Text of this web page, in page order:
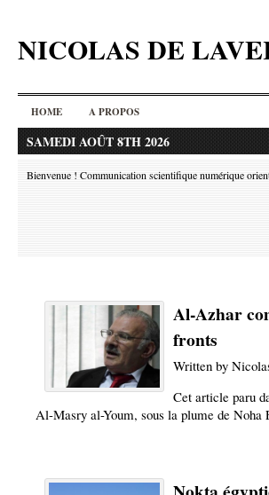
NICOLAS DE
HOME A PROPOS
SAMEDI AOÛT 8TH 2026
Bienvenue ! Communication scientifique numérique
Al-Azhar
fronts
Written by
Cet article paru
Al-Masry al-Youm, sous la plume de